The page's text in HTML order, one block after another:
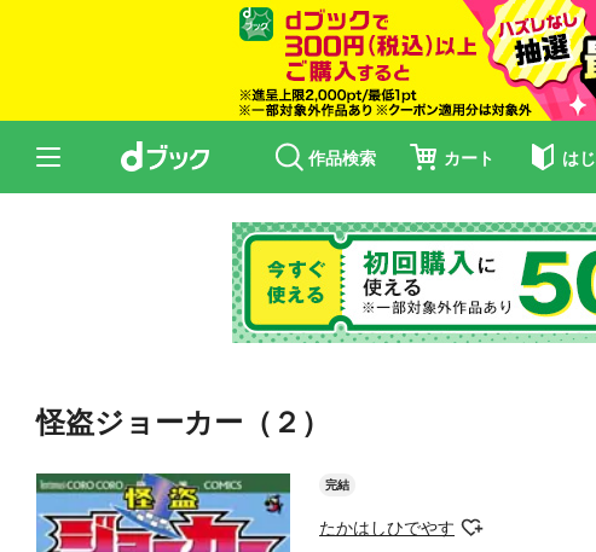
作品検索 カート は
怪盗ジョーカー（２）
完結
たかはしひでやす